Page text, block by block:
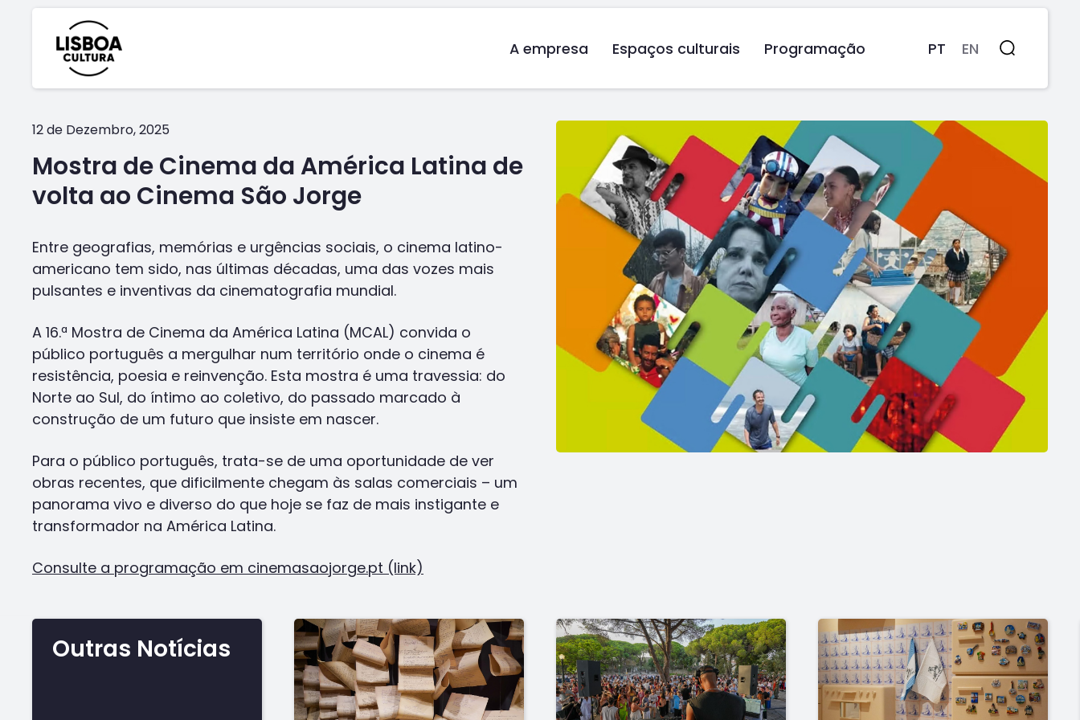
A empresa Espaços culturais Programação PT EN Pesquisa
12 de Dezembro, 2025
Mostra de Cinema da América Latina de
volta ao Cinema São Jorge
Entre geografias, memórias e urgências sociais, o cinema latino-
americano tem sido, nas últimas décadas, uma das vozes mais
pulsantes e inventivas da cinematografia mundial.
A 16.ª Mostra de Cinema da América Latina (MCAL) convida o
público português a mergulhar num território onde o cinema é
resistência, poesia e reinvenção. Esta mostra é uma travessia: do
Norte ao Sul, do íntimo ao coletivo, do passado marcado à
construção de um futuro que insiste em nascer.
Para o público português, trata-se de uma oportunidade de ver
obras recentes, que dificilmente chegam às salas comerciais – um
panorama vivo e diverso do que hoje se faz de mais instigante e
transformador na América Latina.
Consulte a programação em cinemasaojorge.pt (link)
Outras Notícias